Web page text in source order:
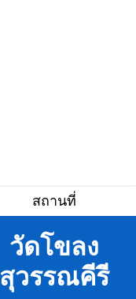
สถานที่
วัดโขลง
สุวรรณคีรี